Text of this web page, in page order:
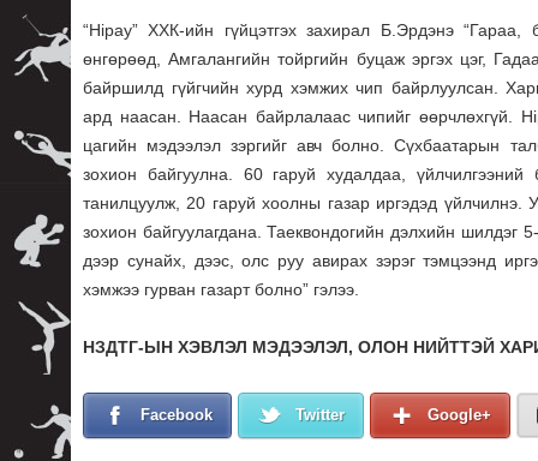
“Hipay” ХХК-ийн гүйцэтгэх захирал Б.Эрдэнэ
өнгөрөөд, Амгалангийн тойргийн буцаж эргэх цэг,
байршилд гүйгчийн хурд хэмжих чип байрлуулсан.
ард наасан. Наасан байрлалаас чипийг өөрчлөхгүй.
цагийн мэдээлэл зэргийг авч болно. Сүхбаатарын
зохион байгуулна. 60 гаруй худалдаа, үйлчилгээний
танилцуулж, 20 гаруй хоолны газар иргэдэд үйлчилнэ.
зохион байгуулагдана. Таеквондогийн дэлхийн шилдэг
дээр сунайх, дээс, олс руу авирах зэрэг тэмцээнд
хэмжээ гурван газарт болно” гэлээ.
НЗДТГ-ЫН ХЭВЛЭЛ МЭДЭЭЛЭЛ, ОЛОН НИЙТТЭЙ
Facebook Twitter Google+